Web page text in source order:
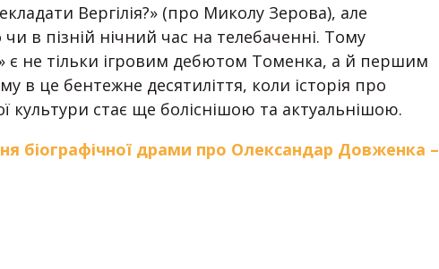
Вергілія?» (про Миколу Зерова), але
в пізній нічний час на телебаченні. Тому
є не тільки ігровим дебютом Томенка, а й першим
в це бентежне десятиліття, коли історія про
культури стає ще боліснішою та актуальнішою.
біографічної драми про Олександар Довженка –